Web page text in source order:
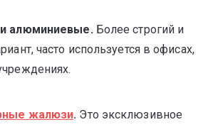
алюминиевые.Более строгий и
часто используется в офисах,
жалюзи. Это эксклюзивное